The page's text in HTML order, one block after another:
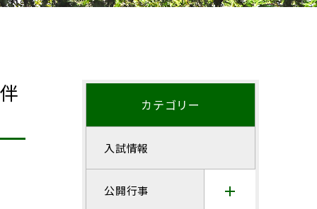
カテゴリー
入試情報
公開行事